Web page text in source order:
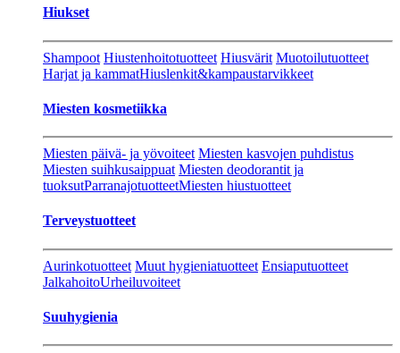
Hiukset
Shampoot Hiustenhoitotuotteet Hiusvärit Muotoilutuotteet
Harjat ja kammatHiuslenkit&kampaustarvikkeet
Miesten kosmetiikka
Miesten päivä- ja yövoiteet Miesten kasvojen puhdistus
Miesten suihkusaippuat Miesten deodorantit ja
tuoksutParranajotuotteetMiesten hiustuotteet
Terveystuotteet
Aurinkotuotteet Muut hygieniatuotteet Ensiaputuotteet
JalkahoitoUrheiluvoiteet
Suuhygienia